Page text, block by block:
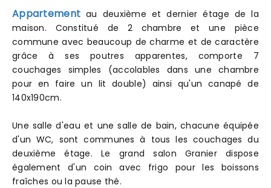
Appartementau deuxième et dernier étage de la
maison. Constitué de 2 chambre et une pièce
commune avec beaucoup de charme et de caractère
grâce à ses poutres apparentes, comporte 7
couchages simples (accolables dans une chambre
pour en faire un lit double) ainsi qu'un canapé de
140x190cm.
Une salle d'eau et une salle de bain, chacune équipée
d'un WC, sont communes à tous les couchages du
deuxième étage. Le grand salon Granier dispose
également d'un coin avec frigo pour les boissons
fraîches ou la pause thé.